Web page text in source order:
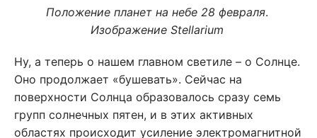
Положение планет на небе 28 февраля.
Изображение Stellarium
Ну, а теперь о нашем главном светиле – о Солнце.
Оно продолжает «бушевать». Сейчас на
поверхности Солнца образовалось сразу семь
групп солнечных пятен, и в этих активных
областях происходит усиление электромагнитной